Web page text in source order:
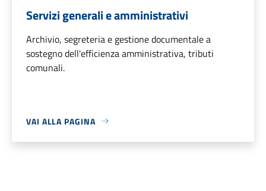
Servizi generali e amministrativi
Archivio, segreteria e gestione documentale a
sostegno dell'efficienza amministrativa, tributi
comunali.
VAI ALLA PAGINA